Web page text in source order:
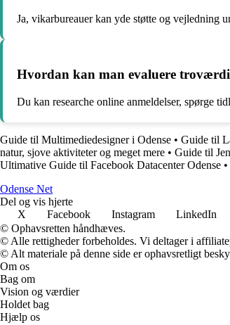
Ja, vikarbureauer kan yde støtte og vejledning
Hvordan kan man evaluere
Du kan researche online anmeldelser, spørge
Guide til Multimediedesigner i Odense • Guide til
natur, sjove aktiviteter og meget mere • Guide til
Ultimative Guide til Facebook Datacenter Odense •
Odense Net
Del og vis hjerte
X
Facebook Instagram LinkedIn
© Ophavsretten håndhæves.
© Alle rettigheder forbeholdes. Vi deltager i
© Alt materiale på denne side er ophavsretligt
Om os
Bag om
Vision og værdier
Holdet bag
Hjælp os